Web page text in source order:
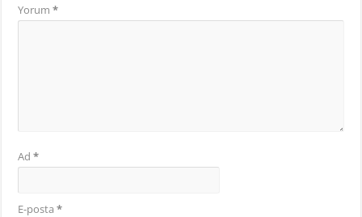
Yorum*
Ad*
E-posta*